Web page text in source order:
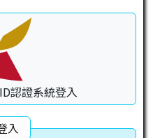
認證系統登入
入